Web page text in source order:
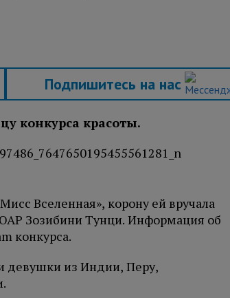
Подпишитесь на нас
конкурса красоты.
Вселенная», корону ей вручала
Зозибини Тунци. Информация об
конкурса.
девушки из Индии, Перу,